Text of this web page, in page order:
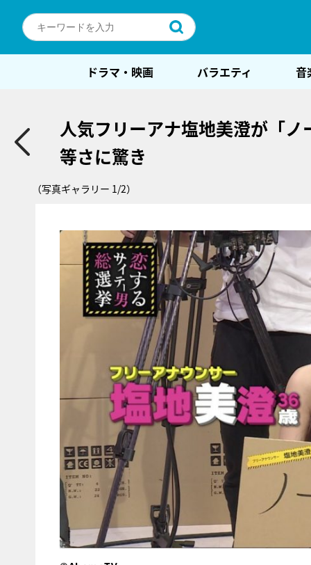
ドラマ・映画 バラエティ 音
人気フリーアナ塩地美澄が「
等さに驚き
（写真ギャラリー 1/2）